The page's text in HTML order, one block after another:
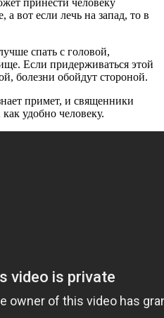
принести человеку
а вот если лечь на запад, то в
спать с головой,
Если придерживаться этой
болезни обойдут стороной.
примет, и священники
удобно человеку.